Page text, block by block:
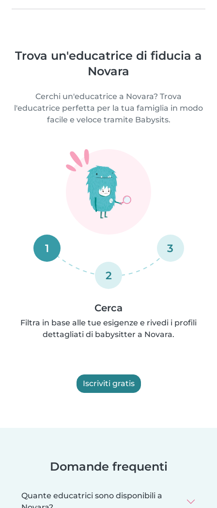
Trova un'educatrice di fiducia a
Novara
Cerchi un'educatrice a Novara? Trova
l'educatrice perfetta per la tua famiglia in modo
facile e veloce tramite Babysits.
1
2
3
Cerca
Filtra in base alle tue esigenze e rivedi i profili
dettagliati di babysitter a Novara.
Iscriviti gratis
Domande frequenti
Quante educatrici sono disponibili a